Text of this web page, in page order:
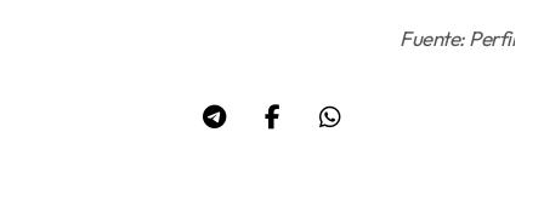
Fuente: Perfil